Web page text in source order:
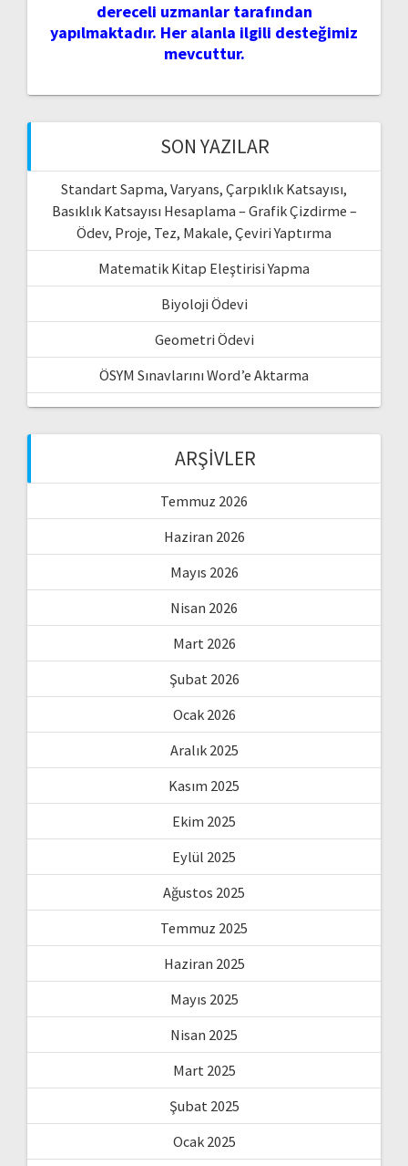
dereceli uzmanlar tarafından
yapılmaktadır. Her alanla ilgili desteğimiz
mevcuttur.
SON YAZILAR
Standart Sapma, Varyans, Çarpıklık Katsayısı,
Basıklık Katsayısı Hesaplama – Grafik Çizdirme –
Ödev, Proje, Tez, Makale, Çeviri Yaptırma
Matematik Kitap Eleştirisi Yapma
Biyoloji Ödevi
Geometri Ödevi
ÖSYM Sınavlarını Word’e Aktarma
ARŞIVLER
Temmuz 2026
Haziran 2026
Mayıs 2026
Nisan 2026
Mart 2026
Şubat 2026
Ocak 2026
Aralık 2025
Kasım 2025
Ekim 2025
Eylül 2025
Ağustos 2025
Temmuz 2025
Haziran 2025
Mayıs 2025
Nisan 2025
Mart 2025
Şubat 2025
Ocak 2025